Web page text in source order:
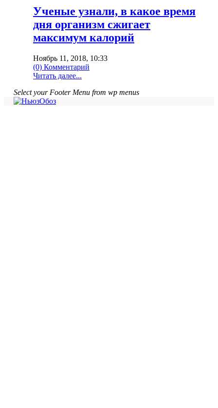
Ученые узнали, в какое время
дня организм сжигает
максимум калорий
Ноябрь 11, 2018, 10:33
(0) Комментарий
Читать далее...
Select your Footer Menu from wp menus